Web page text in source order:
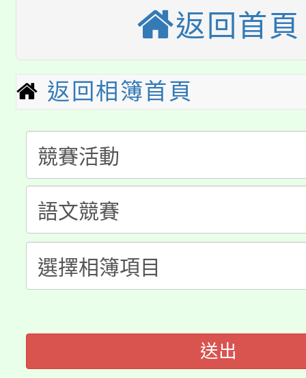
視費優惠，中低收入戶
半價優惠，詳情可洽有
者。
大園自造教育及科技
大溪自造教育及科技
份教師研習
淨零綠生活教案入校路
115年食農教育專業人
程
「本色祭」8/29、30在
場熱烈登場!
8/21下午1時於龍潭區
徵才活動。
YOUNG桃局內行報名
局官網。
8月14至27日，桃園電
開!
115年桃園市運動會8/
視費優惠，中低收入戶
大園自造教育及科技
返回首頁
返回相簿首頁
送出